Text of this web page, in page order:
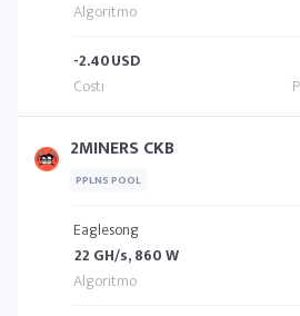
-2.40USD
2MINERS CKB
PPLNS POOL
Eaglesong
22 GH/s, 860 W